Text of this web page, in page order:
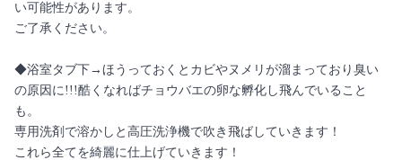
い可能性があります。
ご了承ください。
◆浴室タブ下→ほうっておくとカビやヌメリが溜まっており臭い
の原因に!!!酷くなればチョウバエの卵な孵化し飛んでいること
も。
専用洗剤で溶かしと高圧洗浄機で吹き飛ばしていきます！
これら全てを綺麗に仕上げていきます！